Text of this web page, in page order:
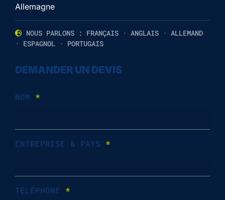
Allemagne
NOUS PARLONS : FRANÇAIS · ANGLAIS · ALLEMAND
· ESPAGNOL · PORTUGAIS
DEMANDER UN DEVIS
NOM *
ENTREPRISE & PAYS *
TÉLÉPHONE *